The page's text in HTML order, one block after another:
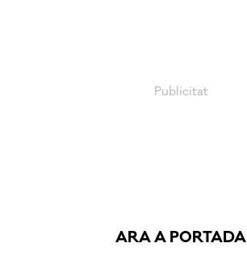
ARA A PORTADA